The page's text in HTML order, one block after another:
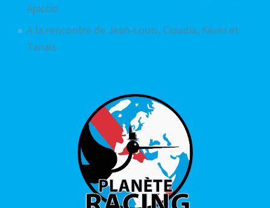
Ajaccio
A la rencontre de Jean-Louis, Claudia, Kévin et
Tanaïs